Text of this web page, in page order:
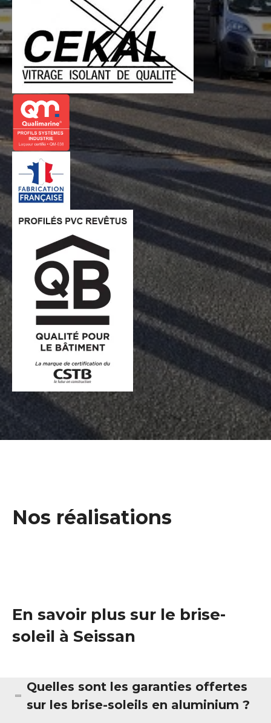
Nos réalisations
En savoir plus sur le brise-
soleil à Seissan
Quelles sont les garanties offertes
sur les brise-soleils en aluminium ?